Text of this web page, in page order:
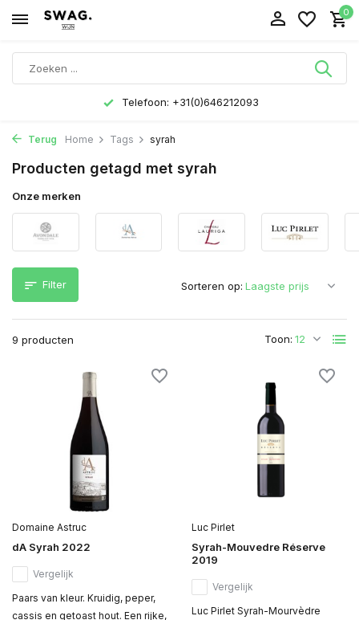
0
Telefoon: +31(0)646212093
Terug Home Tags syrah
Producten getagd met syrah
Onze merken
Filter
9 producten Toon:
Sorteren op:
Domaine Astruc
dA Syrah 2022
Vergelijk
Paars van kleur. Kruidig, peper,
cassis en getoast hout. Een rijke,
Luc Pirlet
Syrah-Mouvedre Réserve
2019
Vergelijk
Luc Pirlet Syrah-Mourvèdre